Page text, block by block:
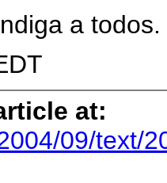
a
at:
09/text/